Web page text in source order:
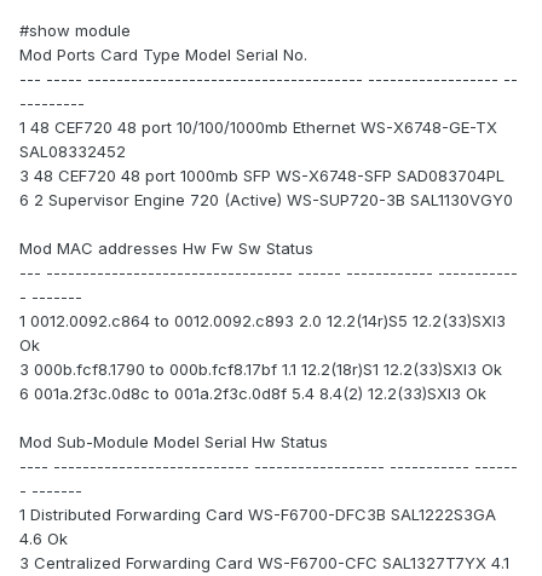
#show module
Mod Ports Card Type Model Serial No.
--- ----- -------------------------------------- ------------------ --
---------
1 48 CEF720 48 port 10/100/1000mb Ethernet WS-X6748-GE-TX
SAL08332452
3 48 CEF720 48 port 1000mb SFP WS-X6748-SFP SAD083704PL
6 2 Supervisor Engine 720 (Active) WS-SUP720-3B SAL1130VGY0
Mod MAC addresses Hw Fw Sw Status
--- ---------------------------------- ------ ------------ -----------
- -------
1 0012.0092.c864 to 0012.0092.c893 2.0 12.2(14r)S5 12.2(33)SXI3
Ok
3 000b.fcf8.1790 to 000b.fcf8.17bf 1.1 12.2(18r)S1 12.2(33)SXI3 Ok
6 001a.2f3c.0d8c to 001a.2f3c.0d8f 5.4 8.4(2) 12.2(33)SXI3 Ok
Mod Sub-Module Model Serial Hw Status
---- --------------------------- ------------------ ----------- ------
- -------
1 Distributed Forwarding Card WS-F6700-DFC3B SAL1222S3GA
4.6 Ok
3 Centralized Forwarding Card WS-F6700-CFC SAL1327T7YX 4.1